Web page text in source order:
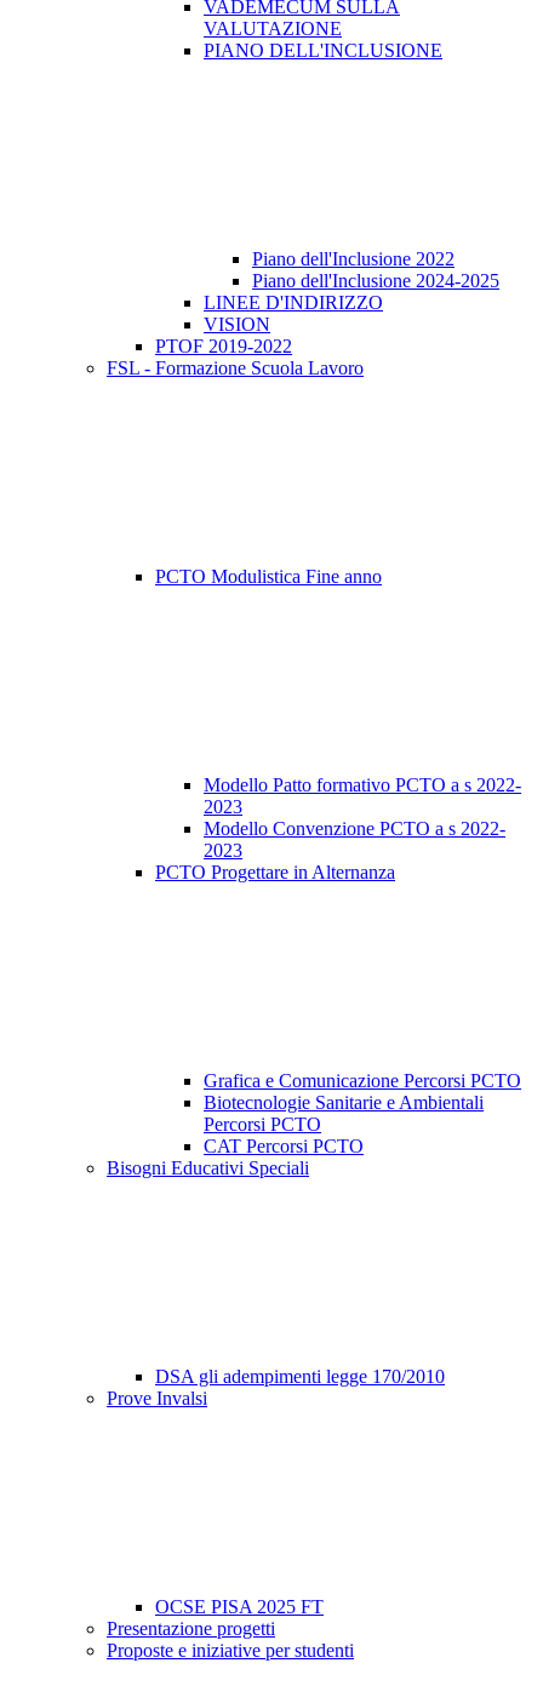
VADEMECUM SULLA
VALUTAZIONE
PIANO DELL'INCLUSIONE
Piano dell'Inclusione 2022
Piano dell'Inclusione 2024-2025
LINEE D'INDIRIZZO
VISION
PTOF 2019-2022
FSL - Formazione Scuola Lavoro
PCTO Modulistica Fine anno
Modello Patto formativo PCTO a s 2022-
2023
Modello Convenzione PCTO a s 2022-
2023
PCTO Progettare in Alternanza
Grafica e Comunicazione Percorsi PCTO
Biotecnologie Sanitarie e Ambientali
Percorsi PCTO
CAT Percorsi PCTO
Bisogni Educativi Speciali
DSA gli adempimenti legge 170/2010
Prove Invalsi
OCSE PISA 2025 FT
Presentazione progetti
Proposte e iniziative per studenti